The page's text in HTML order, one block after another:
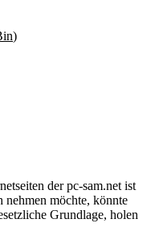
)
der pc-sam.net ist
nehmen möchte, könnte
Grundlage, holen